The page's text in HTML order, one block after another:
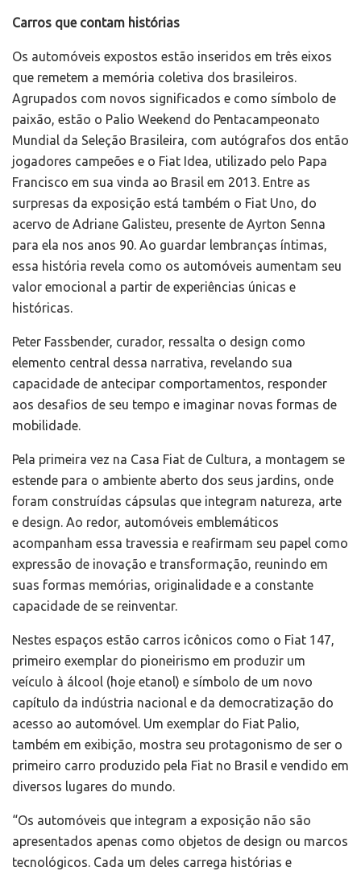
Carros que contam histórias
Os automóveis expostos estão inseridos em três eixos
que remetem a memória coletiva dos brasileiros.
Agrupados com novos significados e como símbolo de
paixão, estão o Palio Weekend do Pentacampeonato
Mundial da Seleção Brasileira, com autógrafos dos então
jogadores campeões e o Fiat Idea, utilizado pelo Papa
Francisco em sua vinda ao Brasil em 2013. Entre as
surpresas da exposição está também o Fiat Uno, do
acervo de Adriane Galisteu, presente de Ayrton Senna
para ela nos anos 90. Ao guardar lembranças íntimas,
essa história revela como os automóveis aumentam seu
valor emocional a partir de experiências únicas e
históricas.
Peter Fassbender, curador, ressalta o design como
elemento central dessa narrativa, revelando sua
capacidade de antecipar comportamentos, responder
aos desafios de seu tempo e imaginar novas formas de
mobilidade.
Pela primeira vez na Casa Fiat de Cultura, a montagem se
estende para o ambiente aberto dos seus jardins, onde
foram construídas cápsulas que integram natureza, arte
e design. Ao redor, automóveis emblemáticos
acompanham essa travessia e reafirmam seu papel como
expressão de inovação e transformação, reunindo em
suas formas memórias, originalidade e a constante
capacidade de se reinventar.
Nestes espaços estão carros icônicos como o Fiat 147,
primeiro exemplar do pioneirismo em produzir um
veículo à álcool (hoje etanol) e símbolo de um novo
capítulo da indústria nacional e da democratização do
acesso ao automóvel. Um exemplar do Fiat Palio,
também em exibição, mostra seu protagonismo de ser o
primeiro carro produzido pela Fiat no Brasil e vendido em
diversos lugares do mundo.
“Os automóveis que integram a exposição não são
apresentados apenas como objetos de design ou marcos
tecnológicos. Cada um deles carrega histórias e